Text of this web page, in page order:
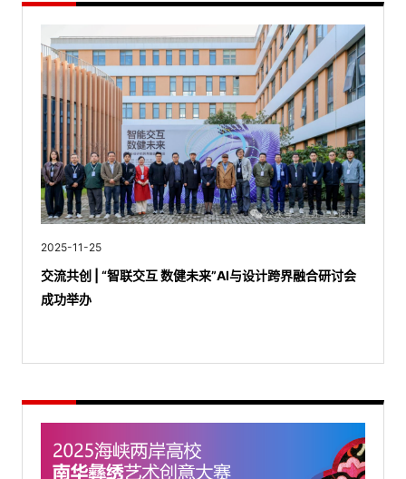
2025-11-25
交流共创 | “智联交互 数健未来”AI与设计跨界融合研讨会
成功举办